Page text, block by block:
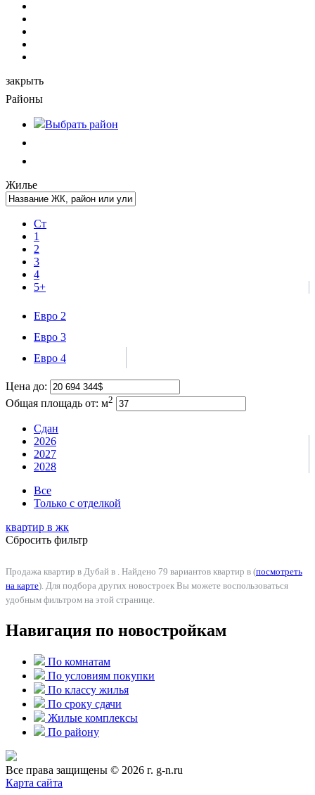
закрыть
Районы
Выбрать район
Жилье
Ст
1
2
3
4
5+
Евро 2
Евро 3
Евро 4
Цена до:
Общая площадь от: м2
Сдан
2026
2027
2028
Все
Только с отделкой
квартир в жк
Сбросить фильтр
Продажа квартир в Дубай в . Найдено 79 вариантов квартир в (посмотреть
на карте). Для подбора других новостроек Вы можете воспользоваться
удобным фильтром на этой странице.
Навигация по новостройкам
По комнатам
По условиям покупки
По классу жилья
По сроку сдачи
Жилые комплексы
По району
Все права защищены © 2026 г. g-n.ru
Карта сайта